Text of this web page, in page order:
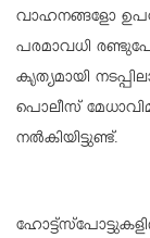
വാഹനങ്ങളോ
പരമാവധി
കൃത്യമായി
പൊലീസ്
നല്‍കിയിട്ടുണ്ട്.